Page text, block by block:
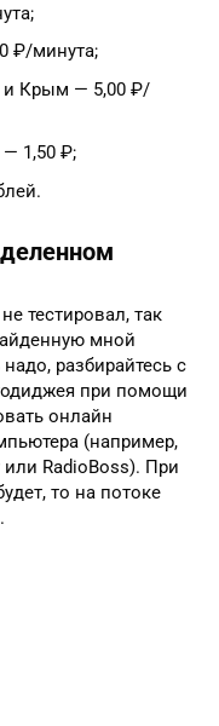
₽/минута;
и Крым — 5,00 ₽/
1,50 ₽;
тестировал, так
мной
разбирайтесь с
при помощи
онлайн
(например,
RadioBoss). При
то на потоке